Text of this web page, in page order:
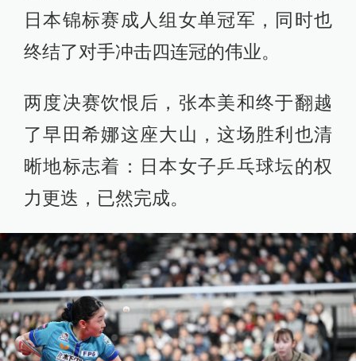
日本锦标赛成人组女单冠军，同时也
终结了对手冲击四连冠的伟业。
两度决赛饮恨后，张本美和终于翻越
了早田希娜这座大山，这场胜利也清
晰地标志着：日本女子乒乓球坛的权
力更迭，已然完成。